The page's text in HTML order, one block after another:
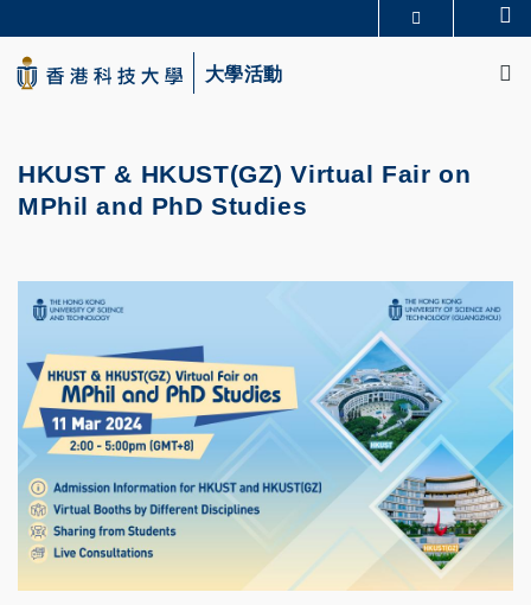
to
main
content
生活@科大
大學活動
HKUST & HKUST(GZ) Virtual Fair on
MPhil and PhD Studies